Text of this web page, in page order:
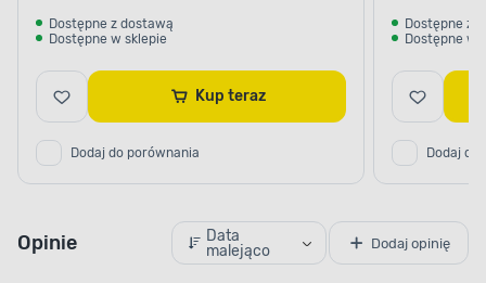
Dostępne z dostawą
Dostępne w sklepie
Kup teraz
Dodaj do porównania
Dostępne z
Dostępne w
Dodaj do
Opinie
Data
malejąco
Dodaj opinię